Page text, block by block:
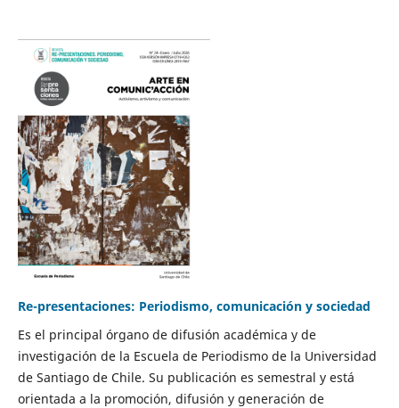
Re-presentaciones: Periodismo, comunicación y sociedad
Es el principal órgano de difusión académica y de
investigación de la Escuela de Periodismo de la Universidad
de Santiago de Chile. Su publicación es semestral y está
orientada a la promoción, difusión y generación de